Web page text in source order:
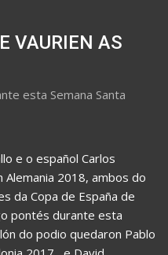
VAURIEN AS
esta Semana Santa
e o español Carlos
Alemania 2018, ambos do
da Copa de España de
pontés durante esta
do podio quedaron Pablo